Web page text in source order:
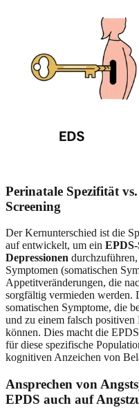
Perinatale Spezifität
Screening
Der Kernunterschied ist die
auf entwickelt, um ein
Depressionen
Symptomen (somatischen
Appetitveränderungen, die
sorgfältig vermieden werden.
somatischen Symptome, die
und zu einem falsch
können. Dies macht die
für diese spezifische
kognitiven Anzeichen von
Ansprechen von
EPDS auch auf